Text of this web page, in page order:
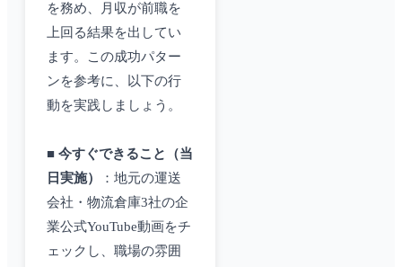
を務め、月収が前職を
上回る結果を出してい
ます。この成功パター
ンを参考に、以下の行
動を実践しましょう。
■ 今すぐできること（当
日実施）
：地元の運送
会社・物流倉庫3社の企
業公式YouTube動画をチ
ェックし、職場の雰囲